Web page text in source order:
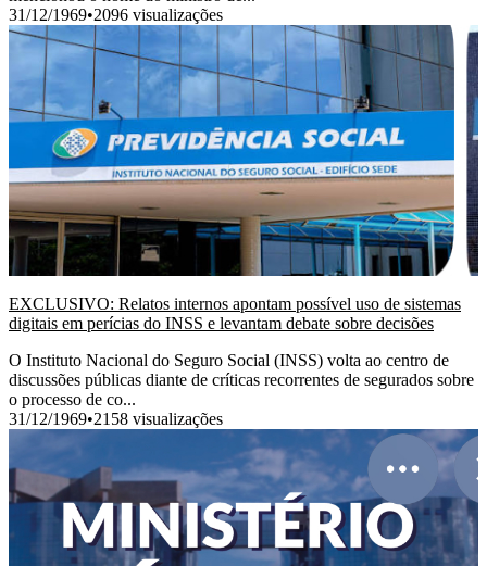
31/12/1969•2096 visualizações
EXCLUSIVO: Relatos internos apontam possível uso de sistemas
digitais em perícias do INSS e levantam debate sobre decisões
O Instituto Nacional do Seguro Social (INSS) volta ao centro de
discussões públicas diante de críticas recorrentes de segurados sobre
o processo de co...
31/12/1969•2158 visualizações